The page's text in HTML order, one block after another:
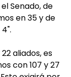
Senado, de
en 35 y de
aliados, es
con 107 y 27